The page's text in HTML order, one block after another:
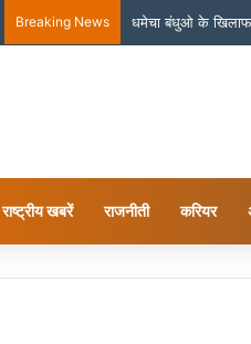
Breaking News ग्राम यात्रा
राष्ट्रीय खबरें राजनीती करियर